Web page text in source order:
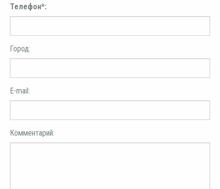
Телефон*:
Город:
E-mail:
Комментарий: